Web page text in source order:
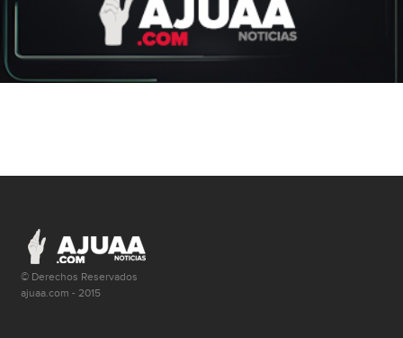
© Derechos Reservados
ajuaa.com - 2015